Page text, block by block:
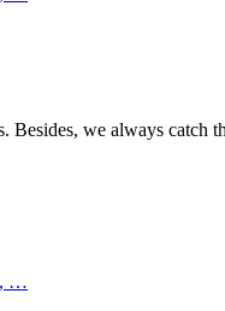
we always